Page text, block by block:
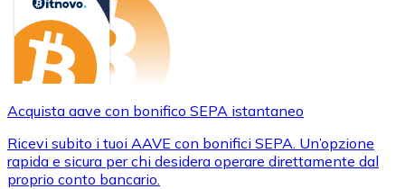
Acquista aave con bonifico SEPA istantaneo
Ricevi subito i tuoi AAVE con bonifici SEPA. Un’opzione
rapida e sicura per chi desidera operare direttamente dal
proprio conto bancario.